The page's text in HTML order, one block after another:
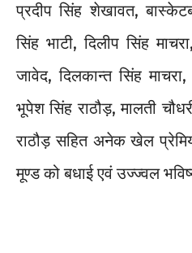
प्रदीप सिंह शेखावत,
सिंह भाटी, दिलीप सिंह
जावेद, दिलकान्त सिंह
भूपेश सिंह राठौड़, मालती
राठौड़ सहित अनेक खेल
मूण्ड को बधाई एवं उज्ज्वल